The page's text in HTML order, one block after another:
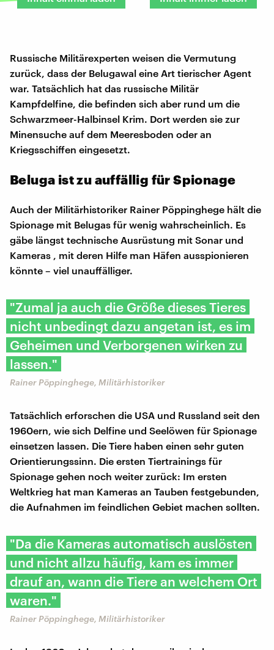
Russische Militärexperten weisen die Vermutung
zurück, dass der Belugawal eine Art tierischer Agent
war. Tatsächlich hat das russische Militär
Kampfdelfine, die befinden sich aber rund um die
Schwarzmeer-Halbinsel Krim. Dort werden sie zur
Minensuche auf dem Meeresboden oder an
Kriegsschiffen eingesetzt.
Beluga ist zu auffällig für Spionage
Auch der Militärhistoriker Rainer Pöppinghege hält die
Spionage mit Belugas für wenig wahrscheinlich. Es
gäbe längst technische Ausrüstung mit Sonar und
Kameras , mit deren Hilfe man Häfen ausspionieren
könnte – viel unauffälliger.
"Zumal ja auch die Größe dieses Tieres
nicht unbedingt dazu angetan ist, es im
Geheimen und Verborgenen wirken zu
lassen."
Rainer Pöppinghege, Militärhistoriker
Tatsächlich erforschen die USA und Russland seit den
1960ern, wie sich Delfine und Seelöwen für Spionage
einsetzen lassen. Die Tiere haben einen sehr guten
Orientierungssinn. Die ersten Tiertrainings für
Spionage gehen noch weiter zurück: Im ersten
Weltkrieg hat man Kameras an Tauben festgebunden,
die Aufnahmen im feindlichen Gebiet machen sollten.
"Da die Kameras automatisch auslösten
und nicht allzu häufig, kam es immer
drauf an, wann die Tiere an welchem Ort
waren."
Rainer Pöppinghege, Militärhistoriker